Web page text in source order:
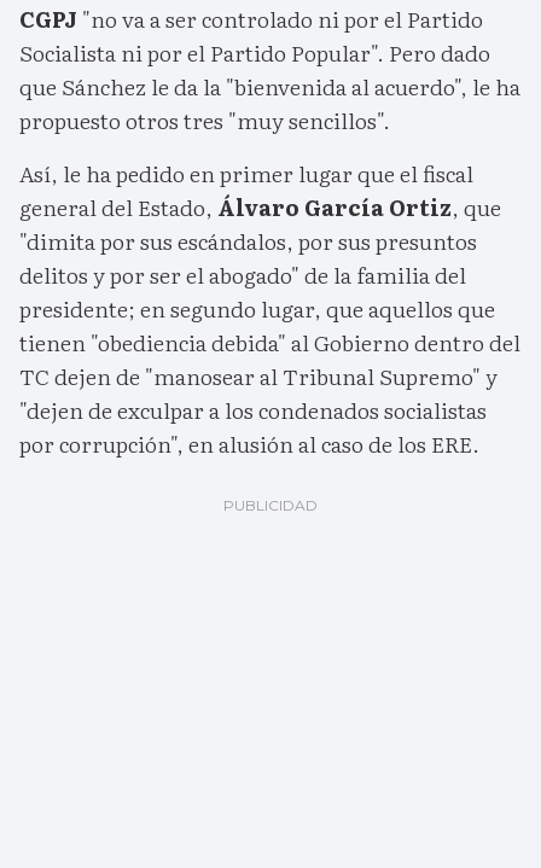
CGPJ "no va a ser controlado ni por el Partido
Socialista ni por el Partido Popular". Pero dado
que Sánchez le da la "bienvenida al acuerdo", le ha
propuesto otros tres "muy sencillos".
Así, le ha pedido en primer lugar que el fiscal
general del Estado, Álvaro García Ortiz, que
"dimita por sus escándalos, por sus presuntos
delitos y por ser el abogado" de la familia del
presidente; en segundo lugar, que aquellos que
tienen "obediencia debida" al Gobierno dentro del
TC dejen de "manosear al Tribunal Supremo" y
"dejen de exculpar a los condenados socialistas
por corrupción", en alusión al caso de los ERE.